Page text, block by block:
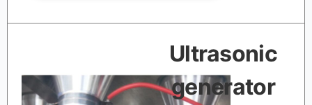
Ultrasonic
generator